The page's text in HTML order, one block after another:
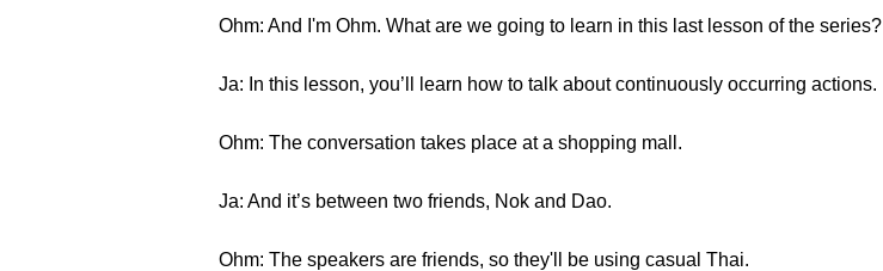
Ohm: And I'm Ohm. What are we going to learn in this last lesson of the series?
Ja: In this lesson, you’ll learn how to talk about continuously occurring actions.
Ohm: The conversation takes place at a shopping mall.
Ja: And it’s between two friends, Nok and Dao.
Ohm: The speakers are friends, so they'll be using casual Thai.